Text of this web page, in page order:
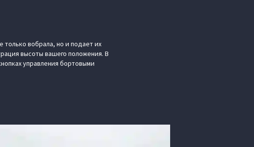
только вобрала, но и подает их
высоты вашего положения. В
управления бортовыми